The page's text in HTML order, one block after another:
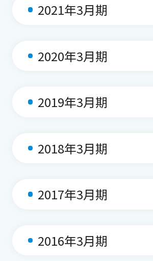
2021年3月期
2020年3月期
2019年3月期
2018年3月期
2017年3月期
2016年3月期